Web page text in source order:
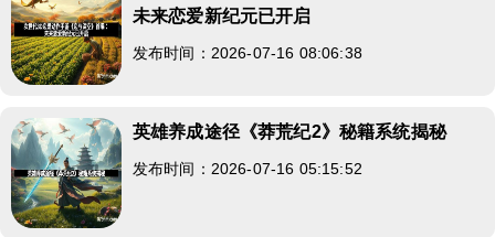
未来恋爱新纪元已开启
发布时间：2026-07-16 08:06:38
英雄养成途径《莽荒纪2》秘籍系统揭秘
发布时间：2026-07-16 05:15:52